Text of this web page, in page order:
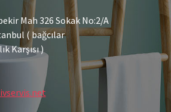
Mah 326 Sokak No:2/A
( bağcılar
Karşısı )